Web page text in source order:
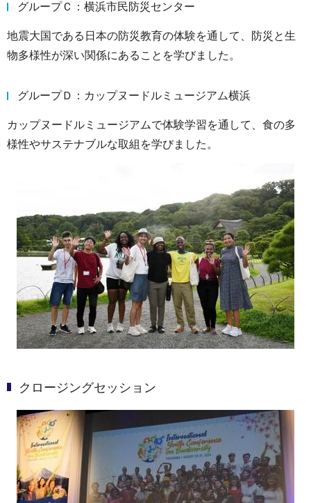
グループＣ：横浜市民防災センター
地震大国である日本の防災教育の体験を通して、防災と生
物多様性が深い関係にあることを学びました。
グループＤ：カップヌードルミュージアム横浜
カップヌードルミュージアムで体験学習を通して、食の多
様性やサステナブルな取組を学びました。
クロージングセッション